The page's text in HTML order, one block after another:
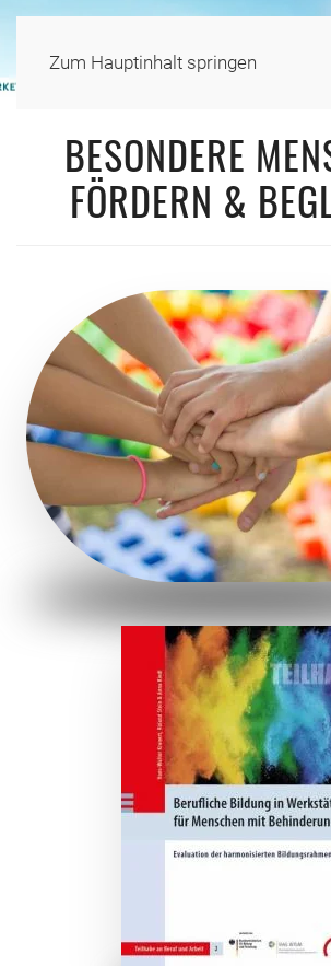
Zum Hauptinhalt springen
BESONDERE
FÖRDERN &
ZUM BUCH